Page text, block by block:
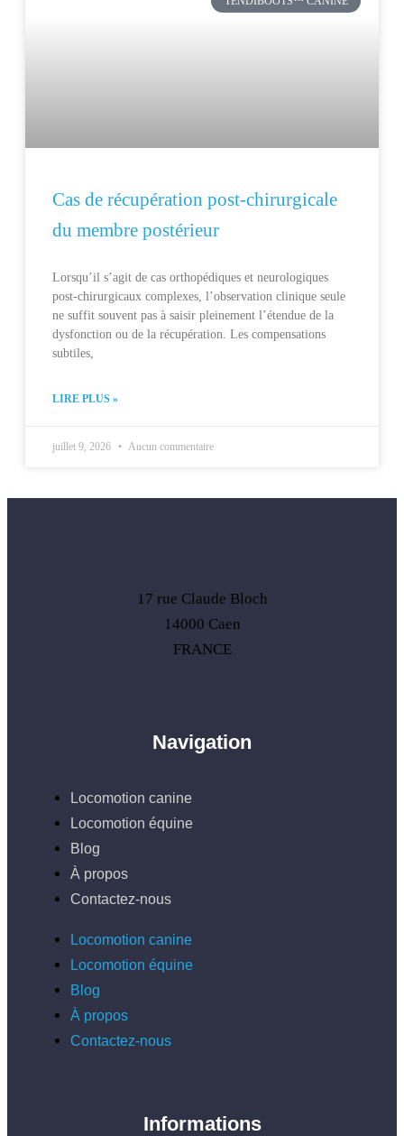
Cas de récupération post-chirurgicale
du membre postérieur
Lorsqu’il s’agit de cas orthopédiques et neurologiques
post-chirurgicaux complexes, l’observation clinique seule
ne suffit souvent pas à saisir pleinement l’étendue de la
dysfonction ou de la récupération. Les compensations
subtiles,
LIRE PLUS »
juillet 9, 2026 Aucun commentaire
17 rue Claude Bloch
14000 Caen
FRANCE
Navigation
Locomotion canine
Locomotion équine
Blog
À propos
Contactez-nous
Locomotion canine
Locomotion équine
Blog
À propos
Contactez-nous
Informations